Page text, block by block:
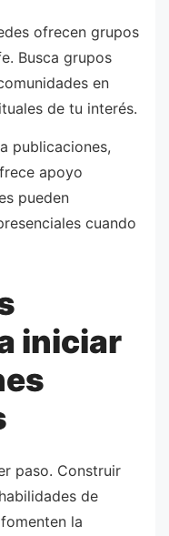
ofrecen grupos
Busca grupos
en
de tu interés.
publicaciones,
apoyo
pueden
cuando
iniciar
paso. Construir
de
la